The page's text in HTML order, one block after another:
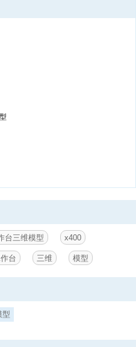
台三维模型 x400
台 三维 模型
型